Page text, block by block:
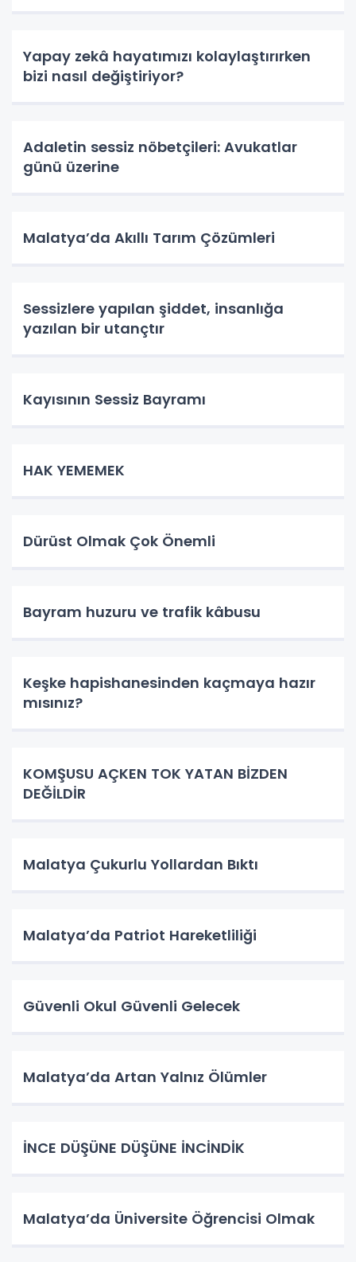
Yapay zekâ hayatımızı kolaylaştırırken
bizi nasıl değiştiriyor?
Adaletin sessiz nöbetçileri: Avukatlar
günü üzerine
Malatya’da Akıllı Tarım Çözümleri
Sessizlere yapılan şiddet, insanlığa
yazılan bir utançtır
Kayısının Sessiz Bayramı
HAK YEMEMEK
Dürüst Olmak Çok Önemli
Bayram huzuru ve trafik kâbusu
Keşke hapishanesinden kaçmaya hazır
mısınız?
KOMŞUSU AÇKEN TOK YATAN BİZDEN
DEĞİLDİR
Malatya Çukurlu Yollardan Bıktı
Malatya’da Patriot Hareketliliği
Güvenli Okul Güvenli Gelecek
Malatya’da Artan Yalnız Ölümler
İNCE DÜŞÜNE DÜŞÜNE İNCİNDİK
Malatya’da Üniversite Öğrencisi Olmak